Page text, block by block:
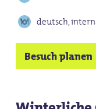
deutsch,
Besuch planen